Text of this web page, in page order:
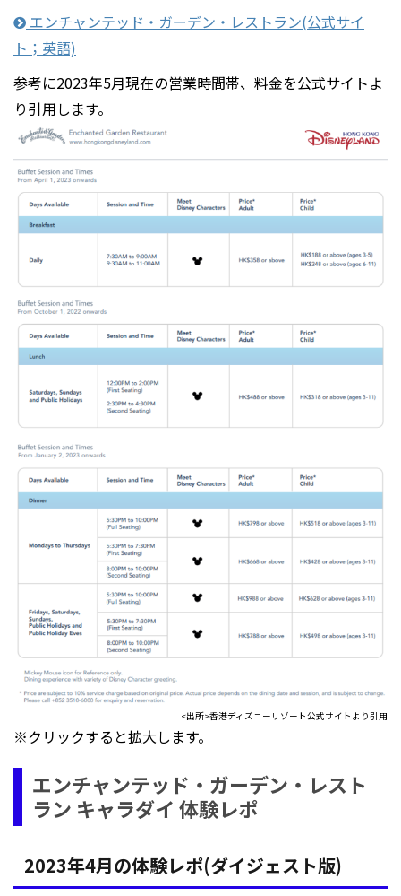
エンチャンテッド・ガーデン・レストラン(公式サイ
ト；英語)
参考に2023年5月現在の営業時間帯、料金を公式サイトよ
り引用します。
<出所>香港ディズニーリゾート公式サイトより引用
※クリックすると拡大します。
エンチャンテッド・ガーデン・レスト
ラン キャラダイ 体験レポ
2023年4月の体験レポ(ダイジェスト版)